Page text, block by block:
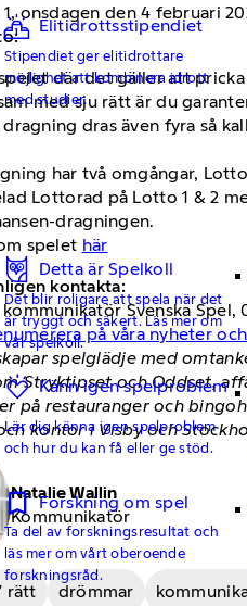
Elitidrottsstipendiet
Stipendiet ger elitidrottare
möjlighet att kombinera idrott
med studier.
Detta är Spelkoll
Det blir roligare att spela när det
är tryggt och säkert. Läs mer om
vår spelkoll.
Känn igen spelproblem
Lär dig känna igen spelproblem
och hur du kan få eller ge stöd.
Forskning om spel
Ta del av forskningsresultat och
läs mer om vårt oberoende
forskningsråd.
onsdagen den 4 februari
där det gäller att pricka
med sju rätt är du
dras även fyra så
har två omgångar,
Lottorad på Lotto 1 & 2
dragningen.
spelet här
kontakta:
kommunikatör Svenska Spel,
på våra nyheter
spelglädje med
Stryktipset och Oddset,
på restauranger och
kontor i Visby och
Kommunikatör
Natalie Wallin
rätt drömmar